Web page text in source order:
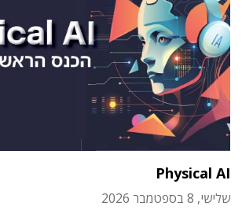
Physical AI
שלישי, 8 בספטמבר 2026